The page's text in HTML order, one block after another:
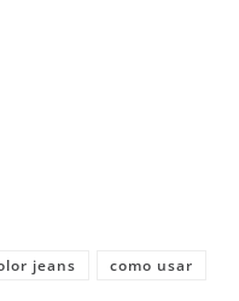
jeans
como usar